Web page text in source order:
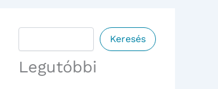
Keresés
Legutóbbi